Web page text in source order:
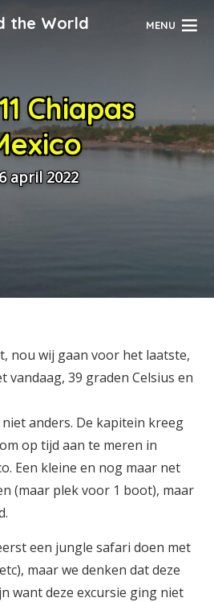
the World MENU
Chiapas
april 2022
nou wij gaan voor het laatste,
vandaag, 39 graden Celsius en
anders. De kapitein kreeg
op tijd aan te meren in
Een kleine en nog maar net
(maar plek voor 1 boot), maar
een jungle safari doen met
maar we denken dat deze
want deze excursie ging niet